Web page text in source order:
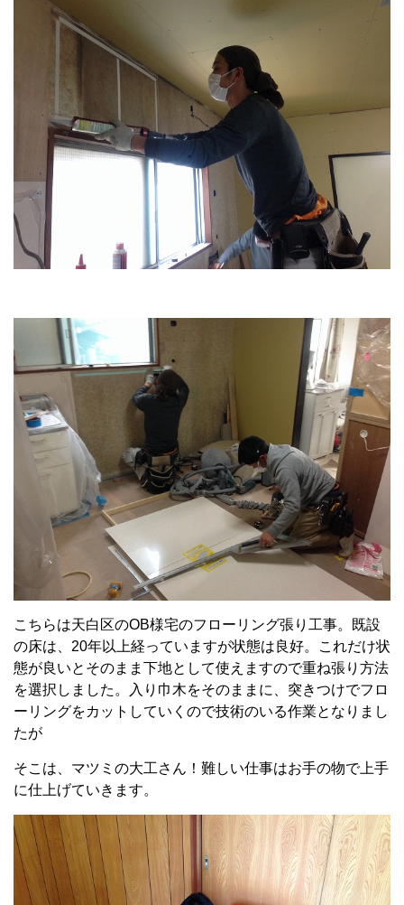
こちらは天白区のOB様宅のフローリング張り工事。既設
の床は、20年以上経っていますが状態は良好。これだけ状
態が良いとそのまま下地として使えますので重ね張り方法
を選択しました。入り巾木をそのままに、突きつけでフロ
ーリングをカットしていくので技術のいる作業となりまし
たが
そこは、マツミの大工さん！難しい仕事はお手の物で上手
に仕上げていきます。